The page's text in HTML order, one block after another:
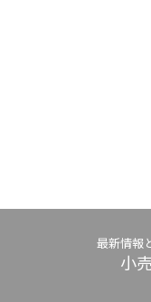
最新情報
小